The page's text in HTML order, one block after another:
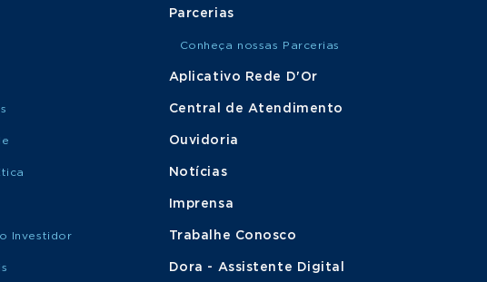
Investidor
Parcerias
Conheça nossas Parcerias
Aplicativo Rede D'Or
Central de Atendimento
Ouvidoria
Notícias
Imprensa
Trabalhe Conosco
Dora - Assistente Digital